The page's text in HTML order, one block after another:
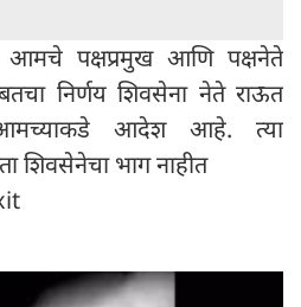
आमचे पक्षप्रमुख आणि पक्षनेते
निर्णय शिवसेना नेते राऊत
आदेश आहे. त्या
भाग नाहीत